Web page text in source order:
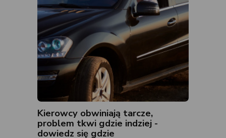
Kierowcy obwiniają tarcze,
problem tkwi gdzie indziej -
dowiedz się gdzie